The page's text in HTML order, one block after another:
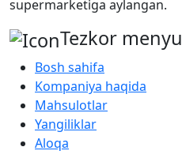
supermarketiga aylangan.
Tezkor menyu
Bosh sahifa
Kompaniya haqida
Mahsulotlar
Yangiliklar
Aloqa